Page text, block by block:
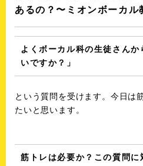
あるの？〜ミオンボーカル
よくボーカル科の生徒さん
いですか？」
という質問を受けます。今日は
たいと思います。
筋トレは必要か？この質問に